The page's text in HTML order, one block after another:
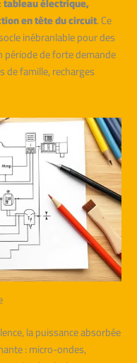
en tête du circuit. Ce
inébranlable pour des
période de forte demande
de famille, recharges
la puissance absorbée
: micro-ondes,